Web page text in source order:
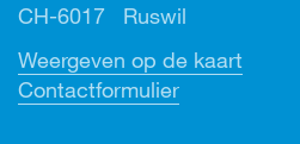
CH-6017 Ruswil
Weergeven op de kaart
Contactformulier